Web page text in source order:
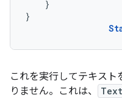
}
}
これを実行してテキスト
りません。これは、